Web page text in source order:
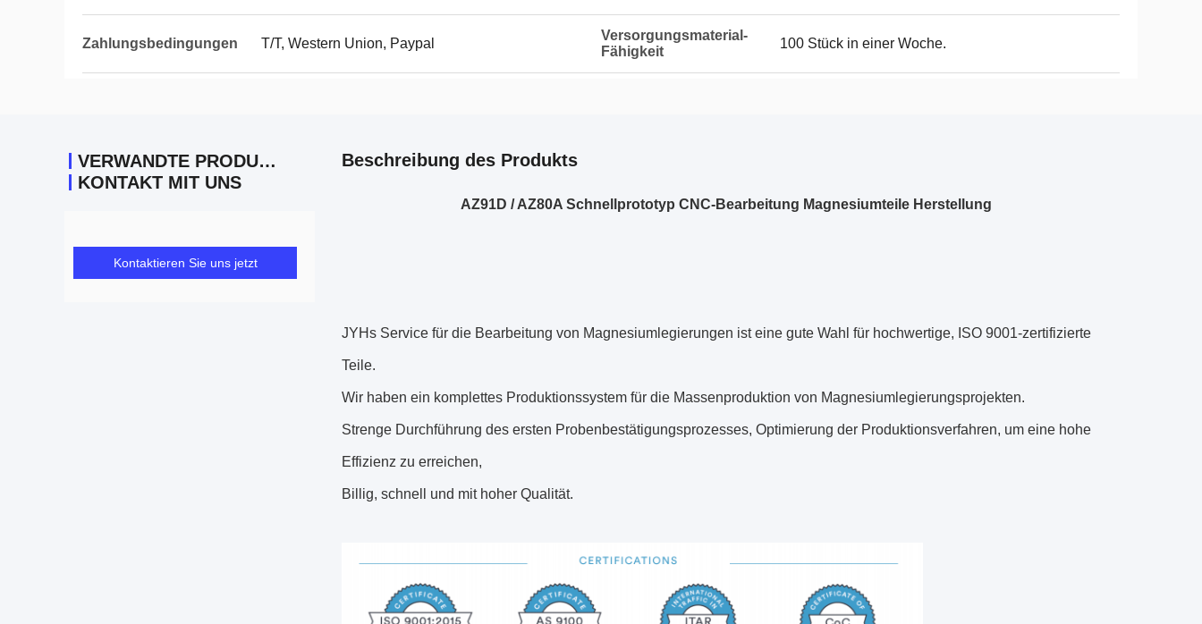
Zahlungsbedingungen T/T, Western Union, Paypal
Versorgungsmaterial-
Fähigkeit
100 Stück in einer Woche.
VERWANDTE PRODUKTE
KONTAKT MIT UNS
Kontaktieren Sie uns jetzt
Beschreibung des Produkts
AZ91D / AZ80A Schnellprototyp CNC-Bearbeitung Magnesiumteile Herstellung
JYHs Service für die Bearbeitung von Magnesiumlegierungen ist eine gute Wahl für hochwertige, ISO 9001-zertifizierte
Teile.
Wir haben ein komplettes Produktionssystem für die Massenproduktion von Magnesiumlegierungsprojekten.
Strenge Durchführung des ersten Probenbestätigungsprozesses, Optimierung der Produktionsverfahren, um eine hohe
Effizienz zu erreichen,
Billig, schnell und mit hoher Qualität.